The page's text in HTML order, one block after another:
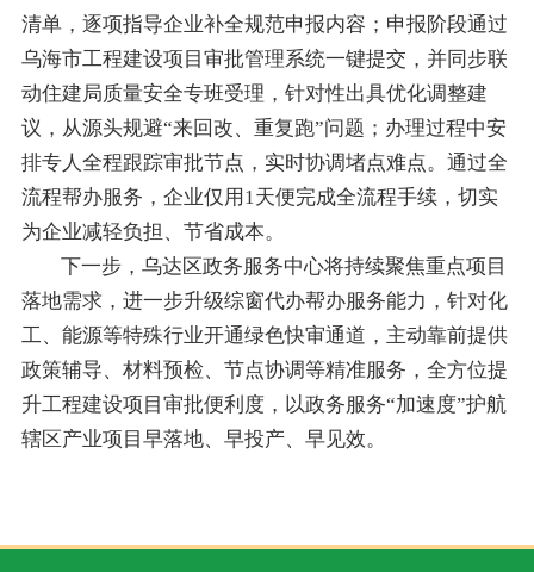
清单，逐项指导企业补全规范申报内容；申报阶段通过
乌海市工程建设项目审批管理系统一键提交，并同步联
动住建局质量安全专班受理，针对性出具优化调整建
议，从源头规避“来回改、重复跑”问题；办理过程中安
排专人全程跟踪审批节点，实时协调堵点难点。通过全
流程帮办服务，企业仅用1天便完成全流程手续，切实
为企业减轻负担、节省成本。
下一步，乌达区政务服务中心将持续聚焦重点项目
落地需求，进一步升级综窗代办帮办服务能力，针对化
工、能源等特殊行业开通绿色快审通道，主动靠前提供
政策辅导、材料预检、节点协调等精准服务，全方位提
升工程建设项目审批便利度，以政务服务“加速度”护航
辖区产业项目早落地、早投产、早见效。